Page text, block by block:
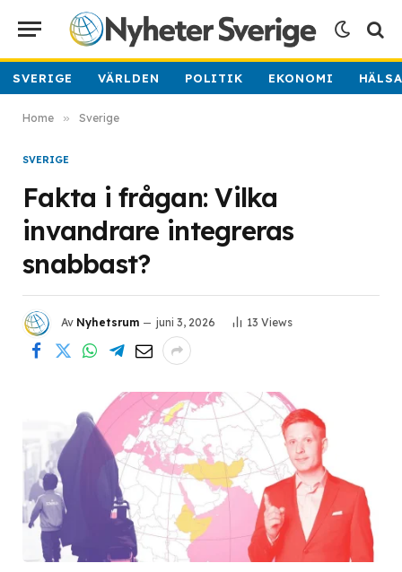
SVERIGE VÄRLDEN POLITIK EKONOMI
Home » Sverige
SVERIGE
Fakta i frågan: Vilka
invandrare integreras
snabbast?
Av Nyhetsrum juni 3, 2026 13 Views